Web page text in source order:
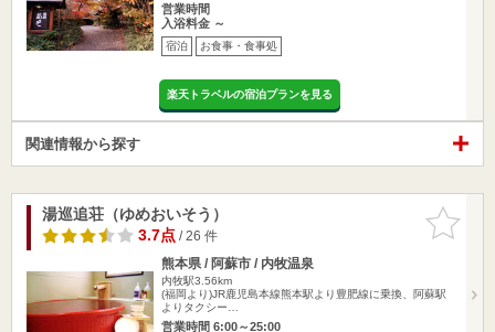
営業時間
入浴料金 ～
宿泊 お食事・食事処
楽天トラベルの宿泊プランを見る
関連情報から探す
お気に入
りに追加
湯巡追荘（ゆめおいそう）
3.7点/ 26 件
熊本県 / 阿蘇市 / 内牧温泉
内牧駅3.56km
(福岡より)JR鹿児島本線熊本駅より豊肥線に乗換、阿蘇駅
よりタクシー…
営業時間 6:00～25:00